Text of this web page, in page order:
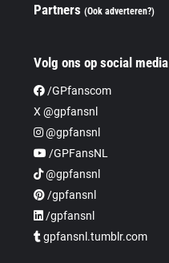
Partners(Ook adverteren?)
Volg ons op social media
/GPfanscom
X @gpfansnl
@gpfansnl
/GPFansNL
@gpfansnl
/gpfansnl
/gpfansnl
gpfansnl.tumblr.com